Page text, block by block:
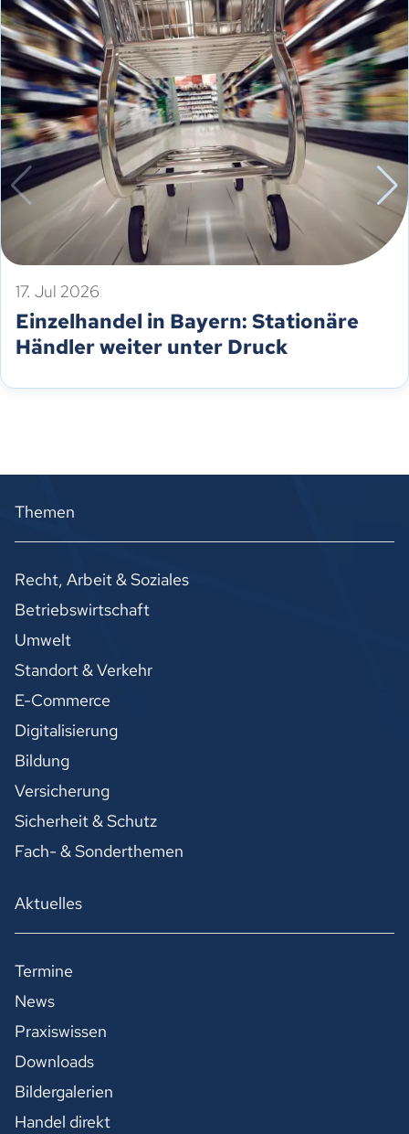
17. Jul 2026
Einzelhandel in Bayern: Stationäre
Händler weiter unter Druck
Themen
Recht, Arbeit & Soziales
Betriebswirtschaft
Umwelt
Standort & Verkehr
E-Commerce
Digitalisierung
Bildung
Versicherung
Sicherheit & Schutz
Fach- & Sonderthemen
Aktuelles
Termine
News
Praxiswissen
Downloads
Bildergalerien
Handel direkt